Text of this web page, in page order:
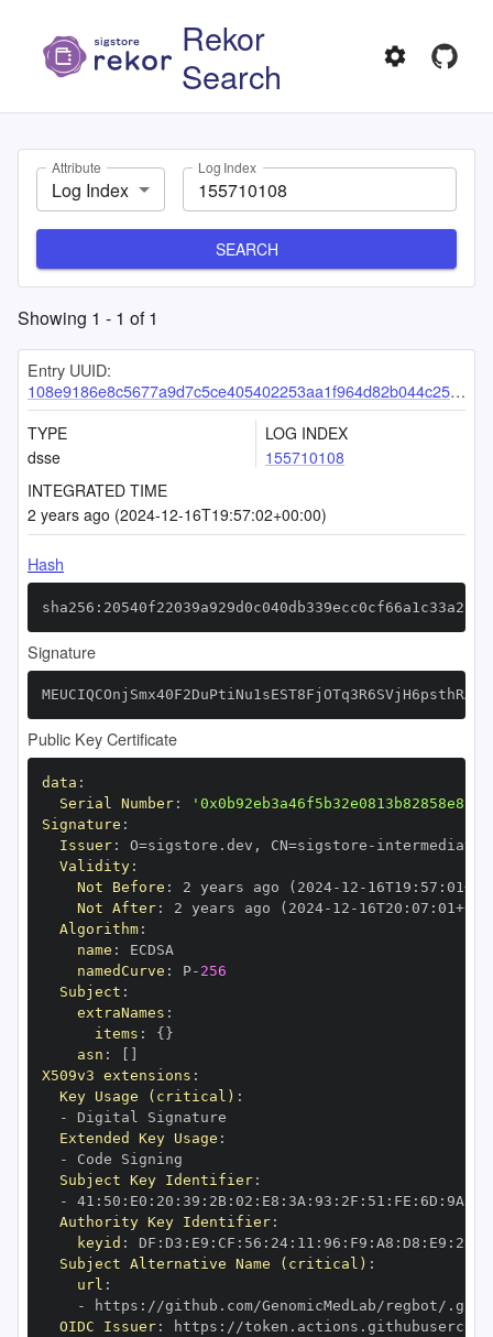
Rekor
Search
Attribute
Log Index
Log Index
SEARCH
Showing 1 - 1 of1
Entry UUID:
108e9186e8c5677a9d7c5ce405402253aa1f964d82b044c257a4def2ebb662018d50682734bd6038
TYPE
dsse
LOG INDEX
155710108
INTEGRATED TIME
2 years ago (2024-12-16T19:57:02+00:00)
Hash
Signature
Public Key Certificate
data :
Serial Number:
Signature :
Issuer: O=sigstore.dev , CN=sigstore -
Validity:
Not Before : 2 years ago (2024- 12 - 16T19 : 57 : 01+00
Not After: 2 years ago (2024- 12 - 16T20 : 07 : 01+00
Algorithm:
name :
namedCurve : P- 256
Subject :
extraNames :
items : { }
asn :
X509v3 extensions :
Key Usage (critical) :
-
Extended Key Usage :
-
Subject Key Identifier:
-
41 : 50 : E0 : 20 : 39 : 2B: 02 : E8 : 3A : 93 : 2F : 51 : FE : 6D : 9A
Authority Key Identifier:
keyid : DF : D3 : E9 : CF : 56 : 24: 11 : 96 : F9 : A8 : D8 : E9 : 28
Subject Alternative Name (critical) :
url :
-
https :
OIDC Issuer: https :